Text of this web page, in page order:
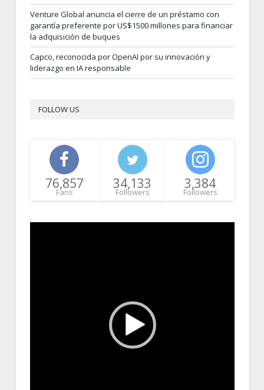
Venture Global anuncia el cierre de un préstamo con
garantía preferente por US$1500 millones para financiar
la adquisición de buques
Capco, reconocida por OpenAI por su innovación y
liderazgo en IA responsable
FOLLOW US
76,857
Fans
34,133
Followers
3,384
Followers